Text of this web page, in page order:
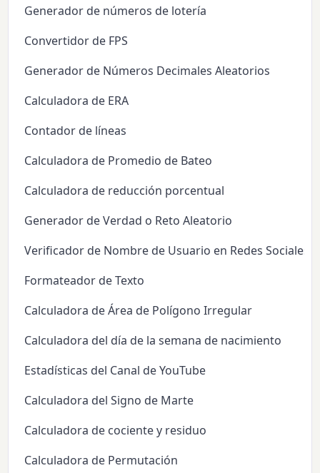
Generador de números de lotería
Convertidor de FPS
Generador de Números Decimales Aleatorios
Calculadora de ERA
Contador de líneas
Calculadora de Promedio de Bateo
Calculadora de reducción porcentual
Generador de Verdad o Reto Aleatorio
Verificador de Nombre de Usuario en Redes Sociales
Formateador de Texto
Calculadora de Área de Polígono Irregular
Calculadora del día de la semana de nacimiento
Estadísticas del Canal de YouTube
Calculadora del Signo de Marte
Calculadora de cociente y residuo
Calculadora de Permutación